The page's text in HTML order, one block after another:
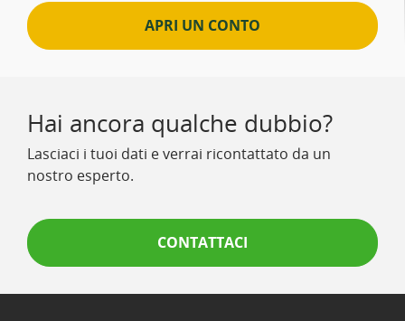
APRI UN CONTO
Hai ancora qualche dubbio?
Lasciaci i tuoi dati e verrai ricontattato da un
nostro esperto.
CONTATTACI